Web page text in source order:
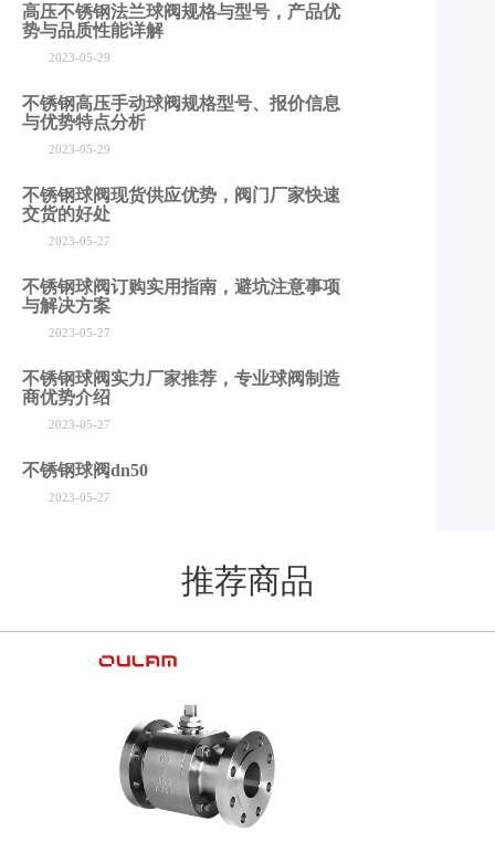
高压不锈钢法兰球阀规格与型号，产品优
势与品质性能详解
2023-05-29
不锈钢高压手动球阀规格型号、报价信息
与优势特点分析
2023-05-29
不锈钢球阀现货供应优势，阀门厂家快速
交货的好处
2023-05-27
不锈钢球阀订购实用指南，避坑注意事项
与解决方案
2023-05-27
不锈钢球阀实力厂家推荐，专业球阀制造
商优势介绍
2023-05-27
不锈钢球阀dn50
2023-05-27
推荐商品